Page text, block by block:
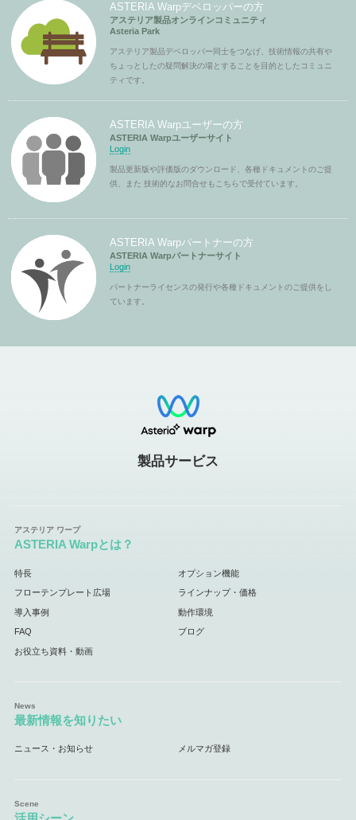
ASTERIA Warpデベロッパーの方
アステリア製品オンラインコミュニティ
Asteria Park
アステリア製品デベロッパー同士をつなげ、技術情報の共有や
ちょっとしたの疑問解決の場とすることを目的としたコミュニ
ティです。
ASTERIA Warpユーザーの方
ASTERIA Warpユーザーサイト
Login
製品更新版や評価版のダウンロード、各種ドキュメントのご提
供、また 技術的なお問合せもこちらで受付ています。
ASTERIA Warpパートナーの方
ASTERIA Warpパートナーサイト
Login
パートナーライセンスの発行や各種ドキュメントのご提供をし
ています。
製品サービス
ASTERIA Warpとは？
特長 オプション機能
フローテンプレート広場 ラインナップ・価格
導入事例 動作環境
FAQ ブログ
お役立ち資料・動画
最新情報を知りたい
ニュース・お知らせ メルマガ登録